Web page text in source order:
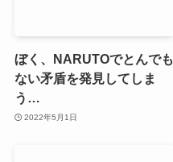
ぼく、NARUTOでとんでも
ない矛盾を発見してしま
う…
2022年5月1日